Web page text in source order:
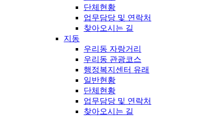
단체현황
업무담당 및 연락처
찾아오시는 길
지동
우리동 자랑거리
우리동 관광코스
행정복지센터 유래
일반현황
단체현황
업무담당 및 연락처
찾아오시는 길